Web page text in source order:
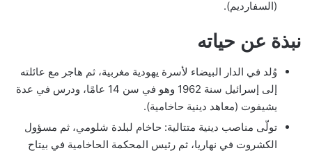
(السفارديم).
نبذة عن حياته
وُلد في الدار البيضاء لأسرة يهودية مغربية، ثم هاجر مع عائلته
إلى إسرائيل سنة 1962 وهو في سن 14 عامًا، ودرس في عدة
يشيفوت (معاهد دينية حاخامية).
تولّى مناصب دينية متتالية: حاخام لبلدة شلومي، ثم مسؤول
الكشروت في نهاريا، ثم رئيس المحكمة الحاخامية في بيتاح